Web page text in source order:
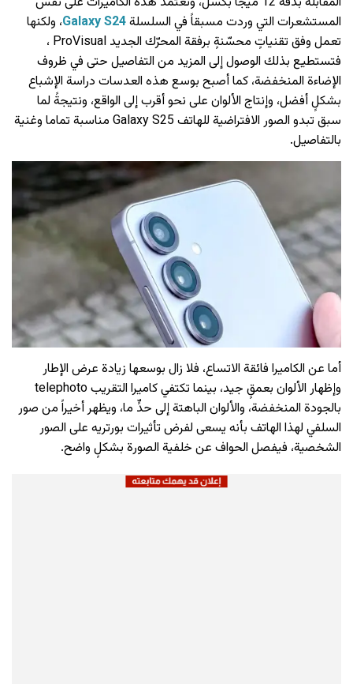
المستشعرات التي وردت مسبقاً في السلسلةGalaxy S24، ولكنها
تعمل وفق تقنياتٍ محسّنةٍ برفقة المحرّك الجديد ProVisual ،
فتستطيع بذلك الوصول إلى المزيد من التفاصيل حتى في ظروف
الإضاءة المنخفضة، كما أصبح بوسع هذه العدسات دراسة الإشباع
بشكلٍ أفضل، وإنتاج الألوان على نحو أقرب إلى الواقع، ونتيجةً لما
سبق تبدو الصور الافتراضية للهاتف Galaxy S25 مناسبة تماما وغنية
بالتفاصيل.
أما عن الكاميرا فائقة الاتساع، فلا زال بوسعها زيادة عرض الإطار
وإظهار الألوان بعمقٍ جيد، بينما تكتفي كاميرا التقريب telephoto
بالجودة المنخفضة، والألوان الباهتة إلى حدٍّ ما، ويظهر أخيراً من صور
السلفي لهذا الهاتف بأنه يسعى لفرض تأثيرات بورتريه على الصور
الشخصية، فيفصل الحواف عن خلفية الصورة بشكلٍ واضح.